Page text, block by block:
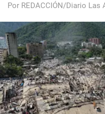
Por REDACCIÓN/Diario Las